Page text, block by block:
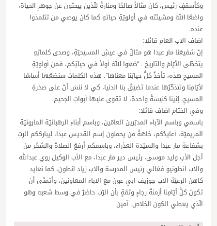
وكأسقفٍ رئيس، كان مثالاً صالحًا ومنارةً للّذين يبحثون عن جوهرِ الحياة،
واضعًا اللهَ ومشيئتَه في أولويّةِ حياتهِ كما كان يوصي من تتلمذوا
عنده.
اضاف الاب العام قائلا:
إنّ شفيعَنا مار عبدا هو مثالٌ في عيشِ المسيحيّةِ، وصدى كلماتِهِ
يتخطّى الأيّامَ والتاريخ : “ضعوا اللهَ أولاً في حياتِكم، فمن أولويّةِ
المسيحِ هذه، تأخذُ كلُّ حياتِنا معناها”. هذه الكلمات سنضعُها أساسًا
لأيّامِنا ونتذكّرُها عندما تضيقُ بنا الدنيا، كي لا ننسَ أنّ على صخرةِ
المسيحِ، بُنينا كنيسةً واحدة، لا تقوى عليها أبوابُ الجحيم.
وفي الختام اضاف قائلا:
باسمي وباسم الآباء المدبّرين العامّين، وباسم أبناءِ الرهبانيّة المارونيّة
المريميّة، أعايدُكم، خاصّةً من يحملون إسم القديس عبدا، ليبارككم الربّ
بشفاعة مار عبدا والسيّدة العذراء، وباسمكم أرفعُ الصلاةَ والشكر من
أجل الأب وليد موسى، رئيس دير مار عبدا، مع الأب الوكيل روي عبدالله
والاب انطونيو فغالي رئيس المدرسة والاب زياد انطون، كما نعايد
كاهن الرعيّة الاب جوزيف ابي عون مع الاباء المعاونين، وأتمنّى أن
تكونَ كلَّ أيّامِنا أزمنةَ رجاءٍ وثقةٍ بأن الرّب حاضرٌ في وسط شعبه وهو
الّذي يعطي الكون الخلاص. آمين